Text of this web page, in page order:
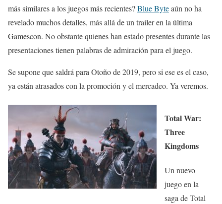
más similares a los juegos más recientes?Blue Byteaún no ha
revelado muchos detalles, más allá de un trailer en la última
Gamescon. No obstante quienes han estado presentes durante las
presentaciones tienen palabras de admiración para el juego.
Se supone que saldrá para Otoño de 2019, pero si ese es el caso,
ya están atrasados con la promoción y el mercadeo. Ya veremos.
Total War:
Three
Kingdoms
Un nuevo
juego en la
saga de Total